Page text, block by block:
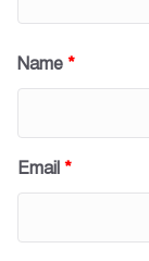
Name *
Email *